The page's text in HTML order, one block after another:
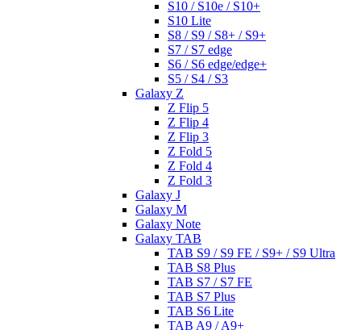
S10 / S10e / S10+
S10 Lite
S8 / S9 / S8+ / S9+
S7 / S7 edge
S6 / S6 edge/edge+
S5 / S4 / S3
Galaxy Z
Z Flip 5
Z Flip 4
Z Flip 3
Z Fold 5
Z Fold 4
Z Fold 3
Galaxy J
Galaxy M
Galaxy Note
Galaxy TAB
TAB S9 / S9 FE / S9+ / S9 Ultra
TAB S8 Plus
TAB S7 / S7 FE
TAB S7 Plus
TAB S6 Lite
TAB A9 / A9+